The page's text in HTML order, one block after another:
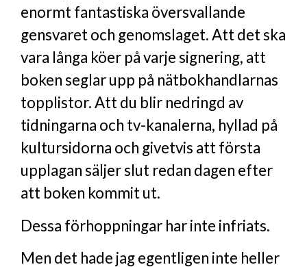
enormt fantastiska översvallande
gensvaret och genomslaget. Att det ska
vara långa köer på varje signering, att
boken seglar upp på nätbokhandlarnas
topplistor. Att du blir nedringd av
tidningarna och tv-kanalerna, hyllad på
kultursidorna och givetvis att första
upplagan säljer slut redan dagen efter
att boken kommit ut.
Dessa förhoppningar har inte infriats.
Men det hade jag egentligen inte heller